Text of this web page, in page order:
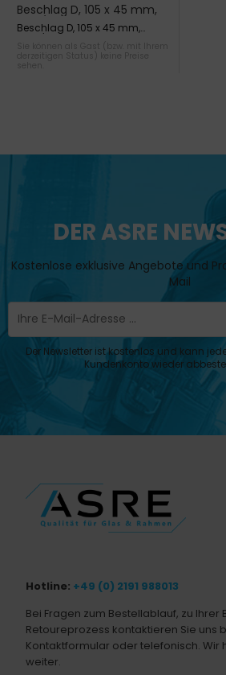
Beschlag D, 105 x 45 mm,
Glas/Glas 180°, verchromt
Beschlag D, 105 x 45 mm,
Sie können als Gast (bzw. mit Ihrem
derzeitigen Status) keine Preise
DER ASRE
Kostenlose exklusive Angebote und
Mail
Der Newsletter ist kostenlos und kann
Kundenkonto wieder
Hotline: +49 (0) 2191 988013
Bei Fragen zum Bestellablauf, zu
Retoureprozess kontaktieren Sie uns
Kontaktformular oder telefonisch. Wir
weiter.